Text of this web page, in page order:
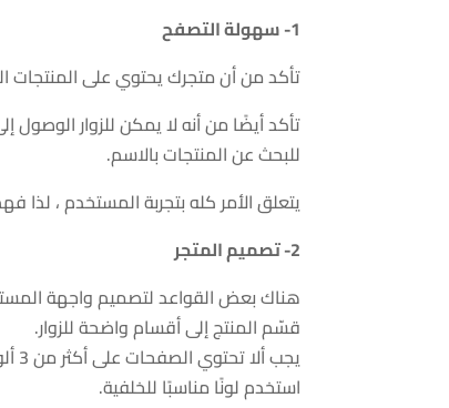
1- سهولة التصفح
تأكد من أن متجرك يحتوي على
للبحث عن المنتجات بالاسم.
يتعلق الأمر كله بتجربة المستخدم ، لذا
2- تصميم المتجر
هناك بعض القواعد لتصميم واجهة
قسّم المنتج إلى أقسام واضحة للزوار.
يجب ألا تحتوي الصفحات على أكثر من 3 ألوان.
استخدم لونًا مناسبًا للخلفية.